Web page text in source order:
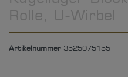
Rolle, U-Wirbel
Artikelnummer 3525075155